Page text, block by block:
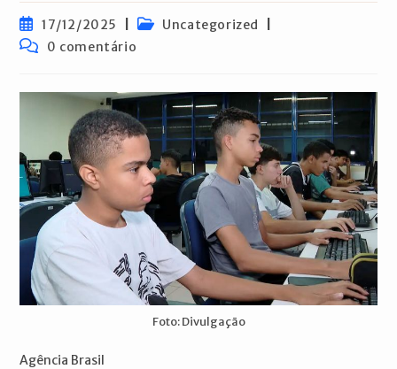
Post
publicado:
17/12/2025
Categoria
Uncategorized
Comentários
0 comentário
Foto: Divulgaçāo
Agência Brasil